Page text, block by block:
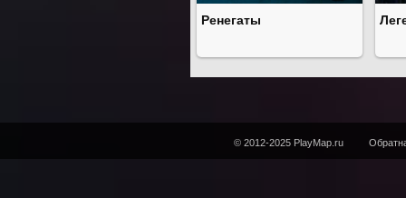
Ренегаты
© 2012-2025 PlayMap.ru